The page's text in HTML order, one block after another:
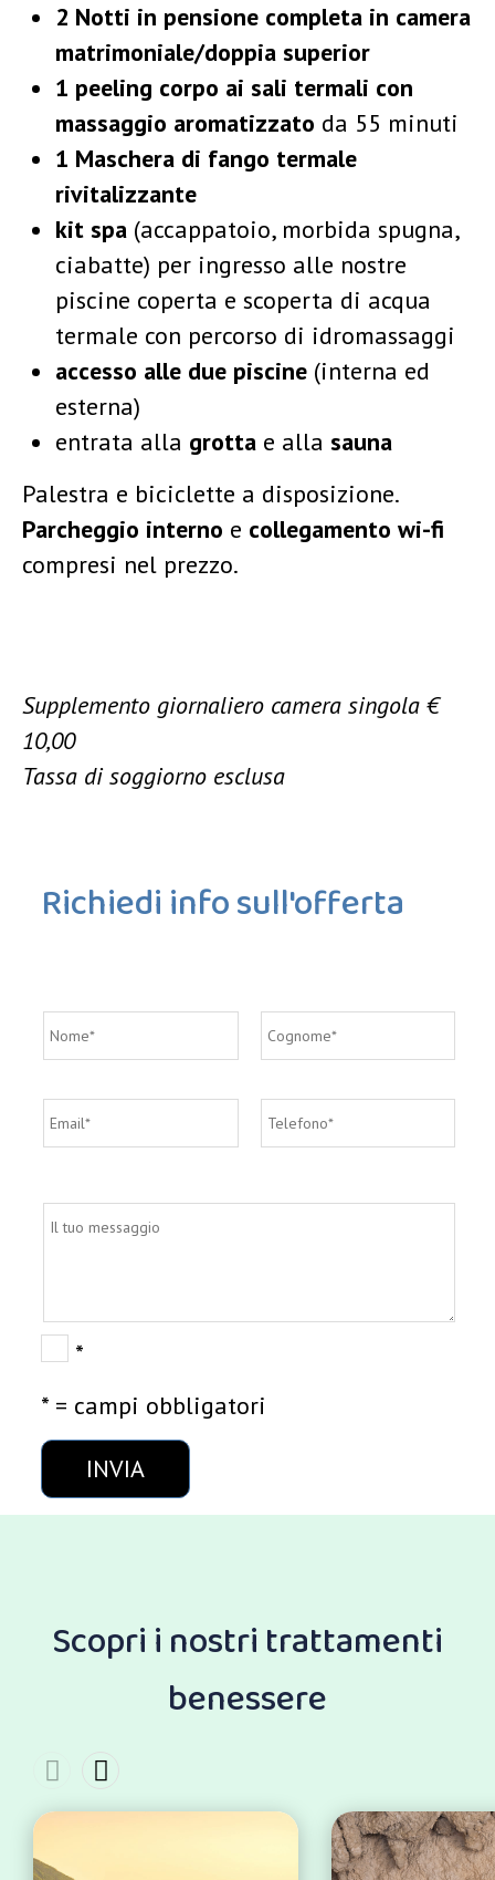
2 Notti in pensione completa in camera
matrimoniale/doppia superior
1 peeling corpo ai sali termali con
massaggio aromatizzato da 55 minuti
1 Maschera di fango termale
rivitalizzante
kit spa (accappatoio, morbida spugna,
ciabatte) per ingresso alle nostre
piscine coperta e scoperta di acqua
termale con percorso di idromassaggi
accesso alle due piscine (interna ed
esterna)
entrata alla grotta e alla sauna
Palestra e biciclette a disposizione.
Parcheggio interno e collegamento wi-fi
compresi nel prezzo.
Supplemento giornaliero camera singola €
10,00
Tassa di soggiorno esclusa
Richiedi info sull'offerta
*
* = campi obbligatori
Scopri i nostri trattamenti
benessere